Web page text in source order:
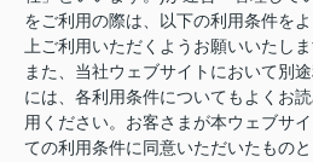
をご利用の際は、以下の利用条件を
上ご利用いただくようお願いいたしま
また、当社ウェブサイトにおいて別
には、各利用条件についてもよくお
用ください。お客さまが本ウェブサ
ての利用条件に同意いただいたもの